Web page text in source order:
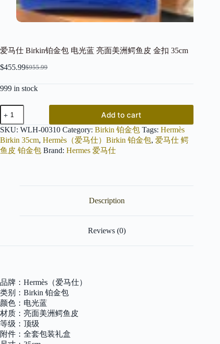
爱马仕 Birkin铂金包 电光蓝 亮面美洲鳄鱼皮 金扣 35cm
$955.99
Original
was:
$455.99Current
is:
999 in stock
爱
马
仕
Birkin
铂
金
鱼
35cm
quantity
Add to cart
SKU: WLH-00310 Category: Birkin 铂金包 Tags: Hermès
Birkin 35cm, Hermès（爱马仕）Birkin 铂金包, 爱马仕 鳄
鱼皮 铂金包 Brand: Hermes 爱马仕
Description
Reviews (0)
品牌：Hermès（爱马仕）
类别：Birkin 铂金包
颜色：电光蓝
材质：亮面美洲鳄鱼皮
等级：顶级
附件：全套包装礼盒